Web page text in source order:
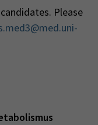
Please